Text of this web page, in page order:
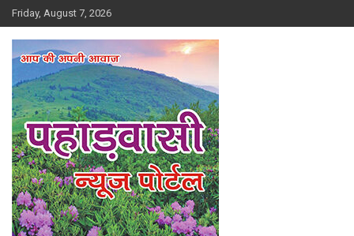
Skip
to
content
Friday, August 7, 2026